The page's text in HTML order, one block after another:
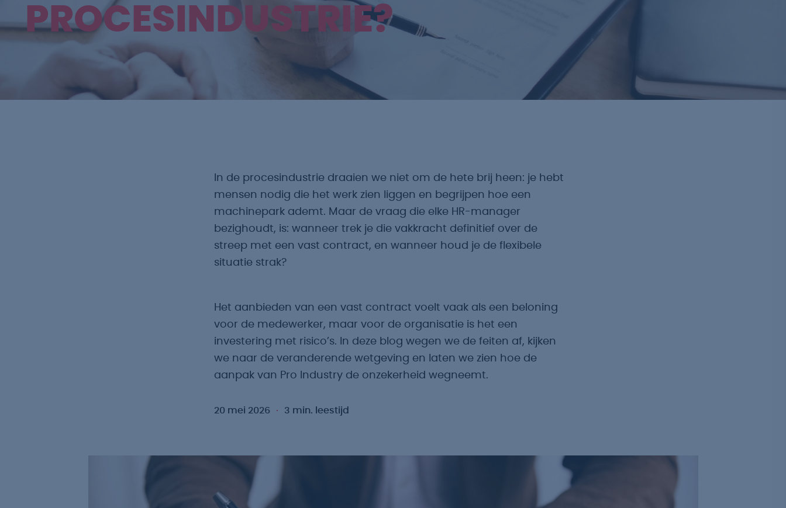
PROCESINDUSTRIE?
In de procesindustrie draaien we niet om de hete brij heen: je hebt
mensen nodig die het werk zien liggen en begrijpen hoe een
machinepark ademt. Maar de vraag die elke HR-manager
bezighoudt, is: wanneer trek je die vakkracht definitief over de
streep met een vast contract, en wanneer houd je de flexibele
situatie strak?
Het aanbieden van een vast contract voelt vaak als een beloning
voor de medewerker, maar voor de organisatie is het een
investering met risico’s. In deze blog wegen we de feiten af, kijken
we naar de veranderende wetgeving en laten we zien hoe de
aanpak van Pro Industry de onzekerheid wegneemt.
20 mei 2026 3 min. leestijd